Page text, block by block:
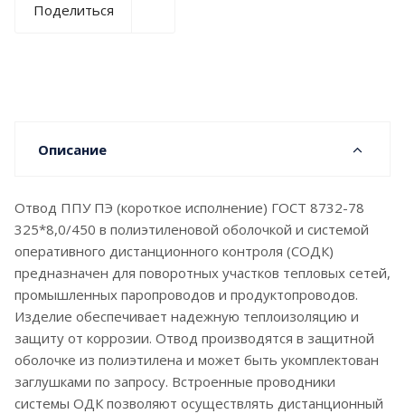
Поделиться
Описание
Отвод ППУ ПЭ (короткое исполнение) ГОСТ 8732-78
325*8,0/450 в полиэтиленовой оболочкой и системой
оперативного дистанционного контроля (СОДК)
предназначен для поворотных участков тепловых сетей,
промышленных паропроводов и продуктопроводов.
Изделие обеспечивает надежную теплоизоляцию и
защиту от коррозии. Отвод производятся в защитной
оболочке из полиэтилена и может быть укомплектован
заглушками по запросу. Встроенные проводники
системы ОДК позволяют осуществлять дистанционный